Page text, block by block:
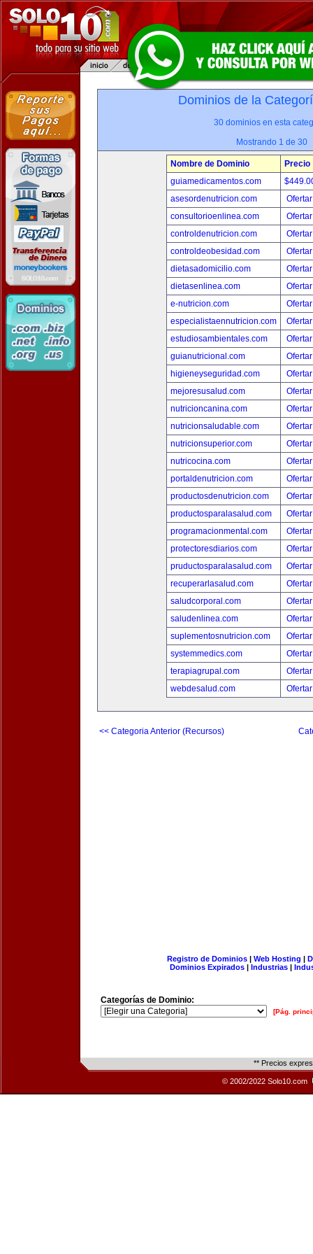
Dominios de la
30 dominios en esta
Mostrando 1 de 30
Nombre de Dominio
Precio
guiamedicamentos.com
asesordenutricion.com
consultorioenlinea.com
controldenutricion.com
controldeobesidad.com
dietasadomicilio.com
dietasenlinea.com
e-nutricion.com
especialistaennutricion.com
estudiosambientales.com
guianutricional.com
higieneyseguridad.com
mejoresusalud.com
nutricioncanina.com
nutricionsaludable.com
nutricionsuperior.com
nutricocina.com
portaldenutricion.com
productosdenutricion.com
productosparalasalud.com
programacionmental.com
protectoresdiarios.com
pruductosparalasalud.com
recuperarlasalud.com
saludcorporal.com
saludenlinea.com
suplementosnutricion.com
systemmedics.com
terapiagrupal.com
webdesalud.com
<< Categoria Anterior (Recursos)
Registro de Dominios| Web Hosting |
Dominios Expirados | Industrias |
Categorías de Dominio:
[Pág.
** Precios
© 2002/2022 Solo10.com